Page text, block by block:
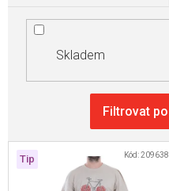
Skladem
VTip Kód:209638